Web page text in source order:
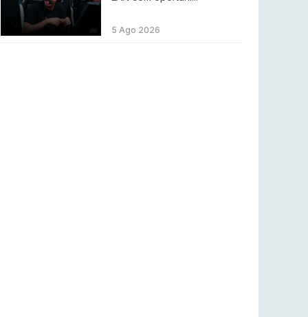
MOUZ surpreende Spirit para vencer BLAST
Bounty
5 Ago 2026